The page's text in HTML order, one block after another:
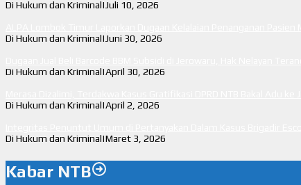
Di Hukum dan Kriminal|Juli 10, 2026
Di Hukum dan Kriminal|Juni 30, 2026
Di Hukum dan Kriminal|April 30, 2026
Di Hukum dan Kriminal|April 2, 2026
Di Hukum dan Kriminal|Maret 3, 2026
Kabar NTB